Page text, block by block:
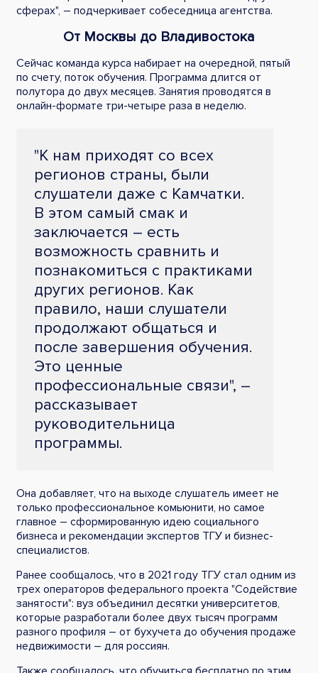
сферах", – подчеркивает собеседница агентства.
От Москвы до Владивостока
Сейчас команда курса набирает на очередной, пятый
по счету, поток обучения. Программа длится от
полутора до двух месяцев. Занятия проводятся в
онлайн-формате три-четыре раза в неделю.
"К нам приходят со всех
регионов страны, были
слушатели даже с Камчатки.
В этом самый смак и
заключается – есть
возможность сравнить и
познакомиться с практиками
других регионов. Как
правило, наши слушатели
продолжают общаться и
после завершения обучения.
Это ценные
профессиональные связи", –
рассказывает
руководительница
программы.
Она добавляет, что на выходе слушатель имеет не
только профессиональное комьюнити, но самое
главное – сформированную идею социального
бизнеса и рекомендации экспертов ТГУ и бизнес-
специалистов.
Ранее сообщалось, что в 2021 году ТГУ стал одним из
трех операторов федерального проекта "Содействие
занятости": вуз объединил десятки университетов,
которые разработали более двух тысяч программ
разного профиля – от бухучета до обучения продаже
недвижимости – для россиян.